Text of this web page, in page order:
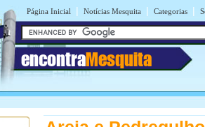
Página Inicial | Notícias Mesquita | Categorias |
encontraMesquita